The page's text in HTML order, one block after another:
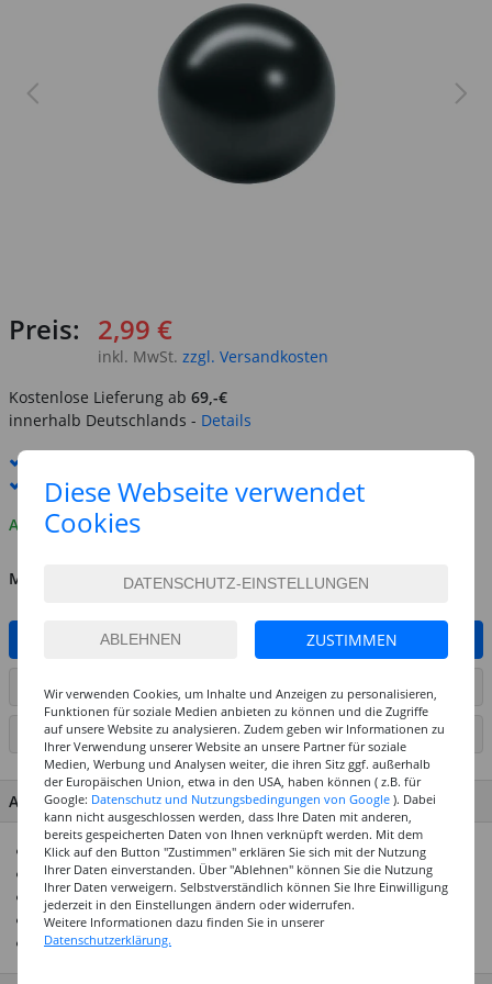
Preis: 2,99 €
inkl. MwSt. zzgl. Versandkosten
Kostenlose Lieferung ab 69,-€
innerhalb Deutschlands - Details
Premium-Lieferung verfügbar
Auf Lager
MENGE
IN DEN WARENKORB
ARTIKEL AUF WUNSCHLISTE SETZEN
SEITE DRUCKEN
ARTIKEL MERKMALE & DETAILS
Edel schimmernde Glasperlen
Ideal für Armbänder und Ketten
Verschiedene Farben und Größen erhältlich
Durchmesser: 3 mm
Inhalt: 120 Stück
Diese Webseite verwendet
Cookies
ZUSTIMMEN
Wir verwenden Cookies, um Inhalte und Anzeigen zu personalisieren,
Funktionen für soziale Medien anbieten zu können und die Zugriffe
auf unsere Website zu analysieren. Zudem geben wir Informationen zu
Ihrer Verwendung unserer Website an unsere Partner für soziale
Medien, Werbung und Analysen weiter, die ihren Sitz ggf. außerhalb
der Europäischen Union, etwa in den USA, haben können ( z.B. für
Google: Datenschutz und Nutzungsbedingungen von Google ). Dabei
kann nicht ausgeschlossen werden, dass Ihre Daten mit anderen,
bereits gespeicherten Daten von Ihnen verknüpft werden. Mit dem
Klick auf den Button "Zustimmen" erklären Sie sich mit der Nutzung
Ihrer Daten einverstanden. Über "Ablehnen" können Sie die Nutzung
Ihrer Daten verweigern. Selbstverständlich können Sie Ihre Einwilligung
jederzeit in den Einstellungen ändern oder widerrufen.
Weitere Informationen dazu finden Sie in unserer
Datenschutzerklärung.